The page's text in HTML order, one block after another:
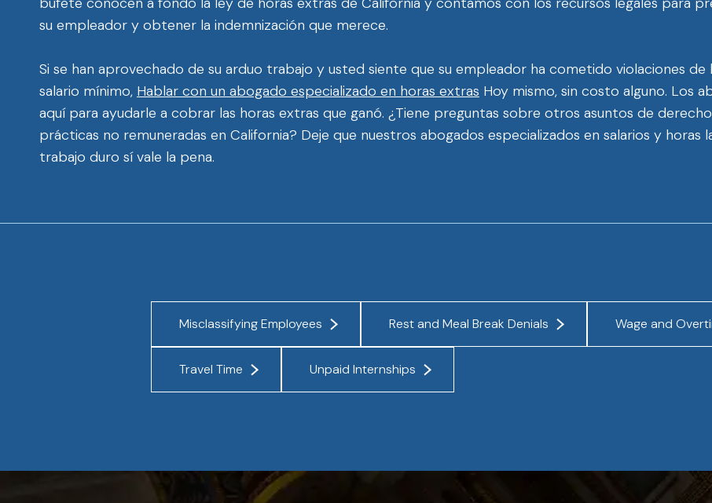
su empleador y obtener la indemnización que merece.
Si se han aprovechado de su arduo trabajo y usted siente que su empleador ha cometido violaciones de
salario mínimo, Hablar con un abogado especializado en horas extras Hoy mismo, sin costo alguno. Los
aquí para ayudarle a cobrar las horas extras que ganó. ¿Tiene preguntas sobre otros asuntos de
prácticas no remuneradas en California? Deje que nuestros abogados especializados en salarios y horas
trabajo duro sí vale la pena.
Misclassifying Employees Rest and Meal Break Denials Wage and
Travel Time Unpaid Internships